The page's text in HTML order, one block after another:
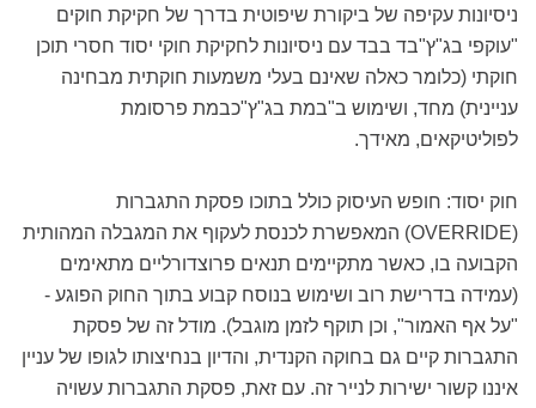
ניסיונות עקיפה של ביקורת שיפוטית בדרך של חקיקת חוקים
"עוקפי בג"ץ"בד בבד עם ניסיונות לחקיקת חוקי יסוד חסרי תוכן
חוקתי (כלומר כאלה שאינם בעלי משמעות חוקתית מבחינה
עניינית) מחד, ושימוש ב"במת בג"ץ"כבמת פרסומת
לפוליטיקאים, מאידך.
חוק יסוד: חופש העיסוק כולל בתוכו פסקת התגברות
(OVERRIDE) המאפשרת לכנסת לעקוף את המגבלה המהותית
הקבועה בו, כאשר מתקיימים תנאים פרוצדורליים מתאימים
(עמידה בדרישת רוב ושימוש בנוסח קבוע בתוך החוק הפוגע -
"על אף האמור", וכן תוקף לזמן מוגבל). מודל זה של פסקת
התגברות קיים גם בחוקה הקנדית, והדיון בנחיצותו לגופו של עניין
איננו קשור ישירות לנייר זה. עם זאת, פסקת התגברות עשויה